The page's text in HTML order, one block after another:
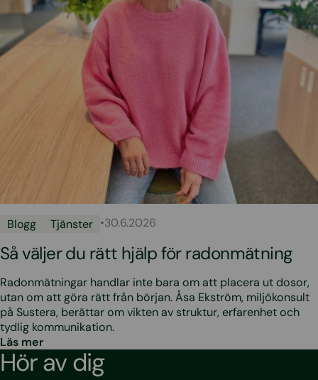
Blogg Tjänster •30.6.2026
Så väljer du rätt hjälp för radonmätning
Radonmätningar handlar inte bara om att placera ut dosor,
utan om att göra rätt från början. Åsa Ekström, miljökonsult
på Sustera, berättar om vikten av struktur, erfarenhet och
tydlig kommunikation.
Läs mer
Hör av dig